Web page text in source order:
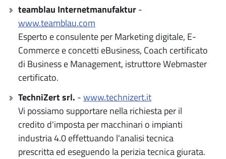
teamblau Internetmanufaktur-
www.teamblau.com
Esperto e consulente per Marketing digitale, E-
Commerce e concetti eBusiness, Coach certificato
di Business e Management, istruttore Webmaster
certificato.
TechniZert srl. -www.technizert.it
Vi possiamo supportare nella richiesta per il
credito d'imposta per macchinari o impianti
industria 4.0 effettuando l'analisi tecnica
prescritta ed eseguendo la perizia tecnica giurata.